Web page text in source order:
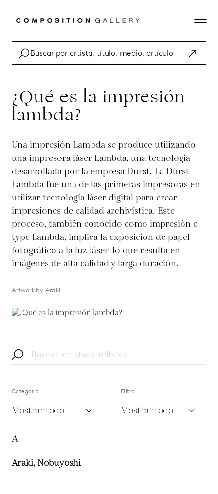
¿Qué es la impresión
lambda?
Una impresión Lambda se produce utilizando
una impresora láser Lambda, una tecnología
desarrollada por la empresa Durst. La Durst
Lambda fue una de las primeras impresoras en
utilizar tecnología láser digital para crear
impresiones de calidad archivística. Este
proceso, también conocido como impresión c-
type Lambda, implica la exposición de papel
fotográfico a la luz láser, lo que resulta en
imágenes de alta calidad y larga duración.
Artwork by Araki
Categoría
Mostrar todo
Filtro
Mostrar todo
A
Araki, Nobuyoshi